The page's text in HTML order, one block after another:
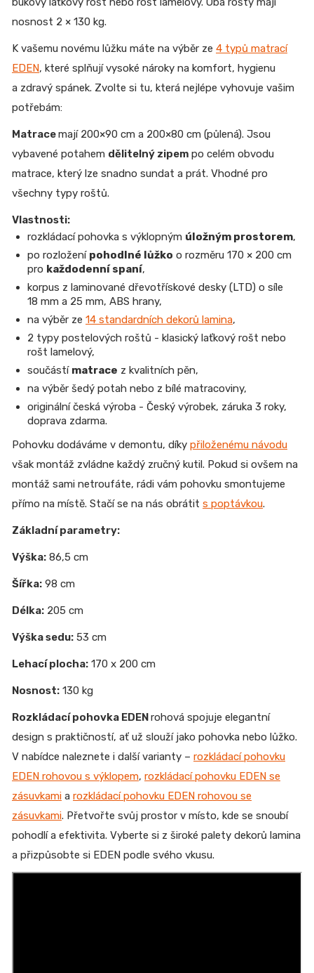
nosnost 2 × 130 kg.
K vašemu novému lůžku máte na výběr ze 4 typů matrací
EDEN, které splňují vysoké nároky na komfort, hygienu
a zdravý spánek. Zvolte si tu, která nejlépe vyhovuje vašim
potřebám:
Matracemají 200×90 cm a 200×80 cm (půlená). Jsou
vybavené potahem dělitelný zipem po celém obvodu
matrace, který lze snadno sundat a prát. Vhodné pro
všechny typy roštů.
Vlastnosti:
rozkládací pohovka s výklopným úložným prostorem,
po rozložení pohodlné lůžko o rozměru 170 × 200 cm
pro každodenní spaní,
korpus z laminované dřevotřískové desky (LTD) o síle
18 mm a 25 mm, ABS hrany,
na výběr ze 14 standardních dekorů lamina,
2 typy postelových roštů - klasický laťkový rošt nebo
rošt lamelový,
součástí matrace z kvalitních pěn,
na výběr šedý potah nebo z bílé matracoviny,
originální česká výroba - Český výrobek, záruka 3 roky,
doprava zdarma.
Pohovku dodáváme v demontu, díky přiloženému návodu
však montáž zvládne každý zručný kutil. Pokud si ovšem na
montáž sami netroufáte, rádi vám pohovku smontujeme
přímo na místě. Stačí se na nás obrátit s poptávkou.
Základní parametry:
Výška: 86,5 cm
Šířka: 98 cm
Délka: 205 cm
Výška sedu: 53 cm
Lehací plocha: 170 x 200 cm
Nosnost: 130 kg
Rozkládací pohovka EDENrohová spojuje elegantní
design s praktičností, ať už slouží jako pohovka nebo lůžko.
V nabídce naleznete i další varianty – rozkládací pohovku
EDEN rohovou s výklopem, rozkládací pohovku EDEN se
zásuvkami a rozkládací pohovku EDEN rohovou se
zásuvkami. Přetvořte svůj prostor v místo, kde se snoubí
pohodlí a efektivita. Vyberte si z široké palety dekorů lamina
a přizpůsobte si EDEN podle svého vkusu.